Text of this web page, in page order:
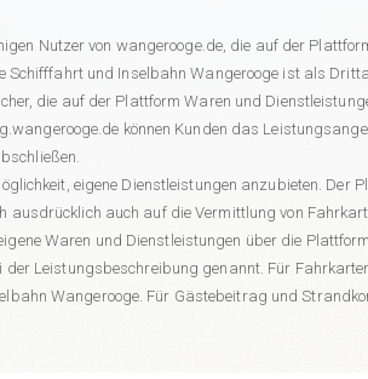
Nutzer von wangerooge.de, die auf der
und Inselbahn Wangerooge ist als
die auf der Plattform Waren und
können Kunden das
eigene Dienstleistungen anzubieten.
ausdrücklich auch auf die Vermittlung von
Waren und Dienstleistungen über die
Leistungsbeschreibung genannt. Für
Wangerooge. Für Gästebeitrag und